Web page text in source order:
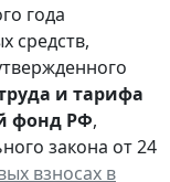
года
средств,
и тарифа
фонд РФ,
закона от 24
взносах в